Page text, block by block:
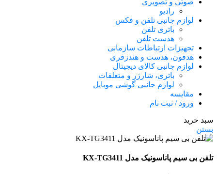
رادیو
لوازم جانبی تلفن و فکس
باتری تلفن
هدست تلفن
تجهیزات ارتباطات سازمانی
هدفون، هدست و هندزفری
لوازم جانبی کالای دیجیتال
باتری، شارژر و متعلقات
لوازم جانبی گوشی موبایل
مقایسه
ورود / ثبت نام
سبد خرید
بستن
تلفن بی سیم پاناسونیک مدل KX-TG3411